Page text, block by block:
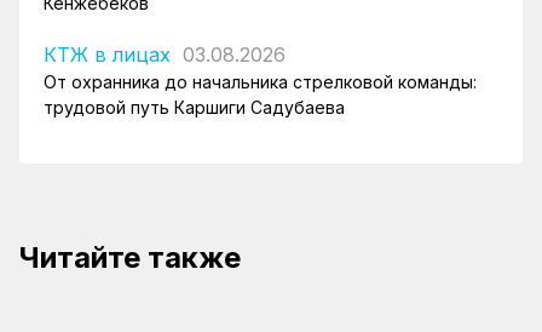
КТЖ в лицах 03.08.2026
От охранника до начальника стрелковой команды:
трудовой путь Каршиги Садубаева
Читайте также